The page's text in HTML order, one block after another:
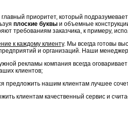
приоритет, который
плоские буквы и объемные
требованиям заказчика, к примеру,
к каждому клиенту. Мы всегда готовы
и организаций. Наши
рекламы компания всегда
клиентов;
предложить нашим клиентам лучшее
клиентам качественный сервис и